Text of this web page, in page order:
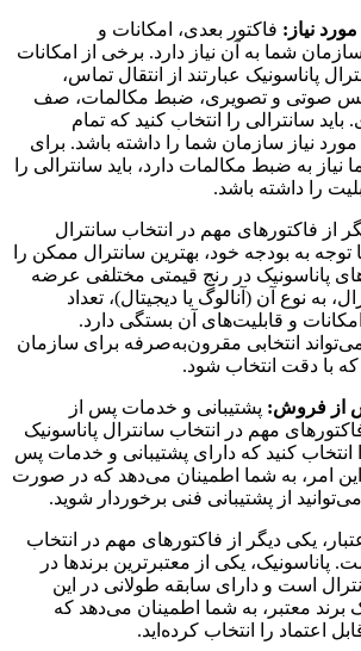
نیاز: فاکتور بعدی، امکانات و
شما به آن نیاز دارد. برخی از امکانات
پاناسونیک عبارتند از انتقال تماس،
صوتی و تصویری، ضبط مکالمات، صف
سانترالی را انتخاب کنید که تمام
مورد نیاز سازمان شما را داشته باشد. برای
به ضبط مکالمات دارد، باید سانترالی را
را داشته باشد.
از فاکتورهای مهم در انتخاب سانترال
توجه به بودجه خود، بهترین سانترال ممکن را
پاناسونیک در رنج قیمتی مختلفی عرضه
به نوع آن (آنالوگ یا دیجیتال)، تعداد
و قابلیت‌های آن بستگی دارد.
انتخابی مقرون‌به‌صرفه برای سازمان
با دقت انتخاب شود.
از فروش: پشتیبانی و خدمات پس از
مهم در انتخاب سانترال پاناسونیک
انتخاب کنید که دارای پشتیبانی و خدمات پس
امر، به شما اطمینان می‌دهد که در صورت
از پشتیبانی فنی برخوردار شوید.
یکی دیگر از فاکتورهای مهم در انتخاب
پاناسونیک، یکی از معتبرترین برندها در
است و دارای سابقه طولانی در این
برند معتبر، به شما اطمینان می‌دهد که
اعتماد را انتخاب کرده‌اید.